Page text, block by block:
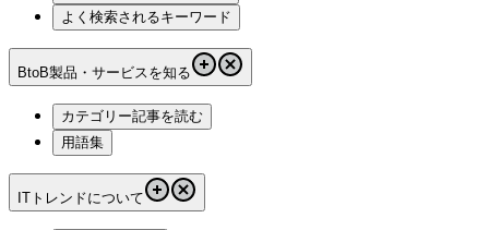
よく検索されるキーワード
BtoB製品・サービスを知る
カテゴリー記事を読む
用語集
ITトレンドについて